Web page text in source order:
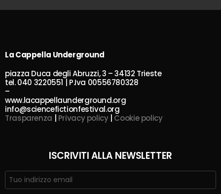
La Cappella Underground
piazza Duca degli Abruzzi, 3 – 34132 Trieste
tel. 040 3220551 | P.Iva 00556780328
–
www.lacappellaunderground.org
info@sciencefictionfestival.org
Trasparenza | Privacy policy| Cookie policy
ISCRIVITI ALLA NEWSLETTER